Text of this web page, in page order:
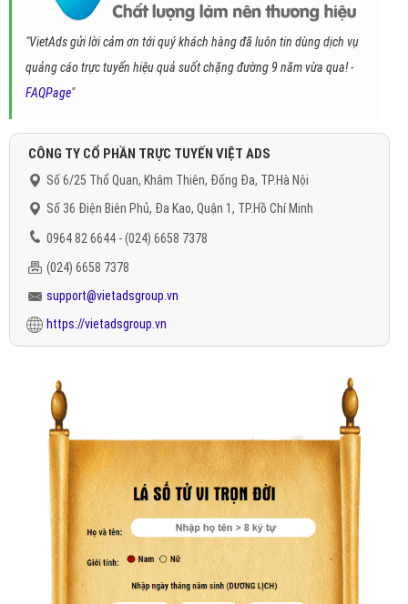
"VietAds gửi lời cảm ơn tới quý khách hàng đã luôn tin dùng dịch vụ
quảng cáo trực tuyến hiệu quả suốt chặng đường 9 năm vừa qua! -
FAQPage"
CÔNG TY CỔ PHẦN TRỰC TUYẾN VIỆT ADS
Số 6/25 Thổ Quan, Khâm Thiên, Đống Đa, TP.Hà Nội
Số 36 Điện Biên Phủ, Đa Kao, Quận 1, TP.Hồ Chí Minh
0964 82 6644 - (024) 6658 7378
(024) 6658 7378
support@vietadsgroup.vn
https://vietadsgroup.vn